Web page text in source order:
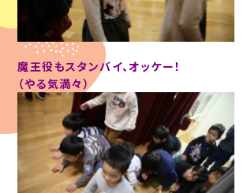
魔王役もスタンバイ、オッケー！
（やる気満々）